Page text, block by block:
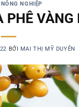
NGHIỆP
VÀNG
BỞI MAI THỊ MỸ DUYÊN